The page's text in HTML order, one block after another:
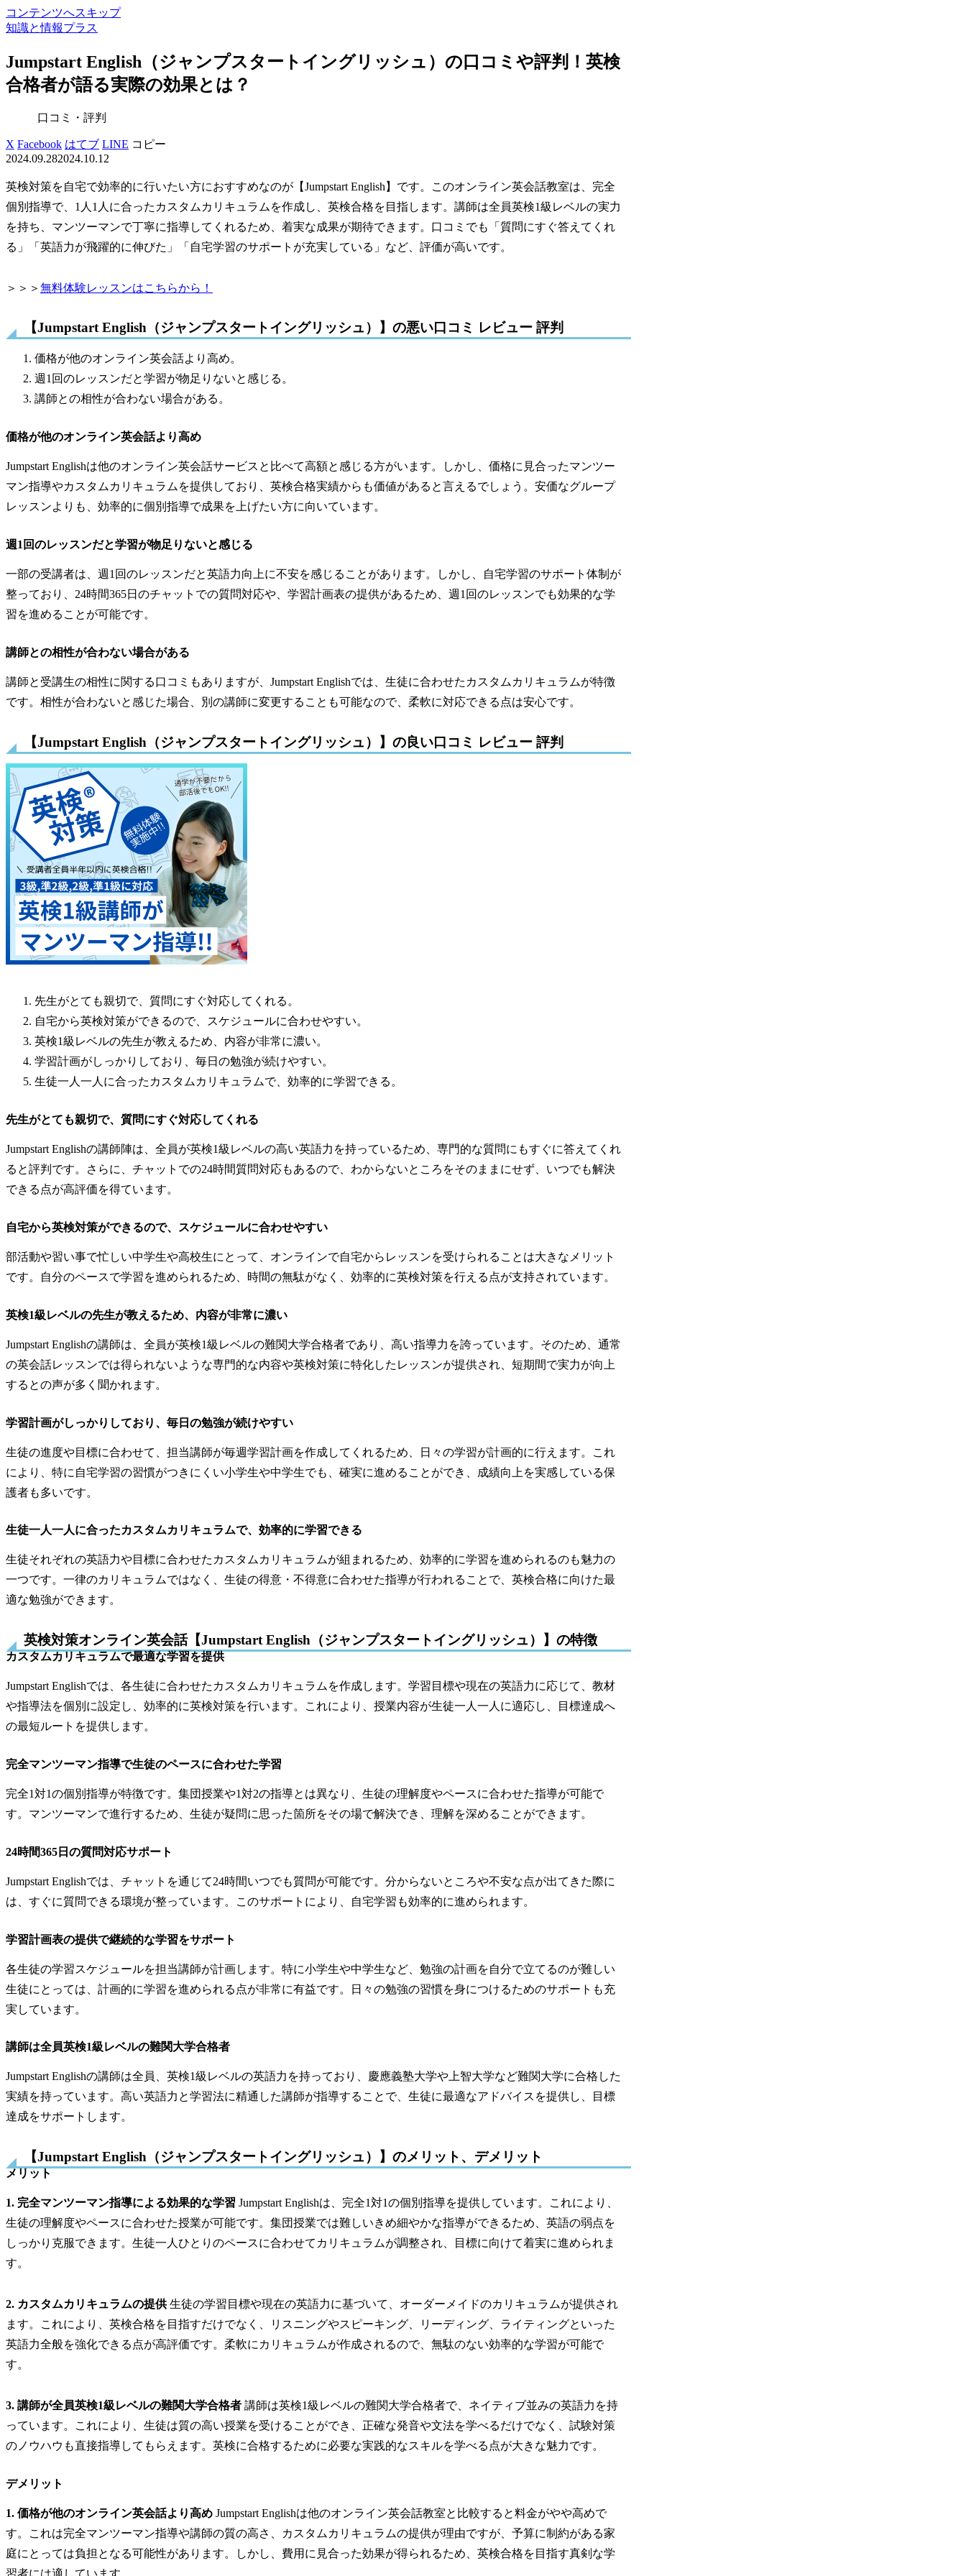
コンテンツへスキップ
知識と情報プラス
Jumpstart English（ジャンプスタートイングリッシュ）の口コミや評判！英検
合格者が語る実際の効果とは？
口コミ・評判
X Facebook はてブ LINE コピー
2024.09.282024.10.12
英検対策を自宅で効率的に行いたい方におすすめなのが【Jumpstart English】です。このオンライン英会話教室は、完全
個別指導で、1人1人に合ったカスタムカリキュラムを作成し、英検合格を目指します。講師は全員英検1級レベルの実力
を持ち、マンツーマンで丁寧に指導してくれるため、着実な成果が期待できます。口コミでも「質問にすぐ答えてくれ
る」「英語力が飛躍的に伸びた」「自宅学習のサポートが充実している」など、評価が高いです。
＞＞＞ 無料体験レッスンはこちらから！
【Jumpstart English（ジャンプスタートイングリッシュ）】の悪い口コミ レビュー 評判
価格が他のオンライン英会話より高め。
週1回のレッスンだと学習が物足りないと感じる。
講師との相性が合わない場合がある。
価格が他のオンライン英会話より高め
Jumpstart Englishは他のオンライン英会話サービスと比べて高額と感じる方がいます。しかし、価格に見合ったマンツー
マン指導やカスタムカリキュラムを提供しており、英検合格実績からも価値があると言えるでしょう。安価なグループ
レッスンよりも、効率的に個別指導で成果を上げたい方に向いています。
週1回のレッスンだと学習が物足りないと感じる
一部の受講者は、週1回のレッスンだと英語力向上に不安を感じることがあります。しかし、自宅学習のサポート体制が
整っており、24時間365日のチャットでの質問対応や、学習計画表の提供があるため、週1回のレッスンでも効果的な学
習を進めることが可能です。
講師との相性が合わない場合がある
講師と受講生の相性に関する口コミもありますが、Jumpstart Englishでは、生徒に合わせたカスタムカリキュラムが特徴
です。相性が合わないと感じた場合、別の講師に変更することも可能なので、柔軟に対応できる点は安心です。
【Jumpstart English（ジャンプスタートイングリッシュ）】の良い口コミ レビュー 評判
先生がとても親切で、質問にすぐ対応してくれる。
自宅から英検対策ができるので、スケジュールに合わせやすい。
英検1級レベルの先生が教えるため、内容が非常に濃い。
学習計画がしっかりしており、毎日の勉強が続けやすい。
生徒一人一人に合ったカスタムカリキュラムで、効率的に学習できる。
先生がとても親切で、質問にすぐ対応してくれる
Jumpstart Englishの講師陣は、全員が英検1級レベルの高い英語力を持っているため、専門的な質問にもすぐに答えてくれ
ると評判です。さらに、チャットでの24時間質問対応もあるので、わからないところをそのままにせず、いつでも解決
できる点が高評価を得ています。
自宅から英検対策ができるので、スケジュールに合わせやすい
部活動や習い事で忙しい中学生や高校生にとって、オンラインで自宅からレッスンを受けられることは大きなメリット
です。自分のペースで学習を進められるため、時間の無駄がなく、効率的に英検対策を行える点が支持されています。
英検1級レベルの先生が教えるため、内容が非常に濃い
Jumpstart Englishの講師は、全員が英検1級レベルの難関大学合格者であり、高い指導力を誇っています。そのため、通常
の英会話レッスンでは得られないような専門的な内容や英検対策に特化したレッスンが提供され、短期間で実力が向上
するとの声が多く聞かれます。
学習計画がしっかりしており、毎日の勉強が続けやすい
生徒の進度や目標に合わせて、担当講師が毎週学習計画を作成してくれるため、日々の学習が計画的に行えます。これ
により、特に自宅学習の習慣がつきにくい小学生や中学生でも、確実に進めることができ、成績向上を実感している保
護者も多いです。
生徒一人一人に合ったカスタムカリキュラムで、効率的に学習できる
生徒それぞれの英語力や目標に合わせたカスタムカリキュラムが組まれるため、効率的に学習を進められるのも魅力の
一つです。一律のカリキュラムではなく、生徒の得意・不得意に合わせた指導が行われることで、英検合格に向けた最
適な勉強ができます。
英検対策オンライン英会話【Jumpstart English（ジャンプスタートイングリッシュ）】の特徴
カスタムカリキュラムで最適な学習を提供
Jumpstart Englishでは、各生徒に合わせたカスタムカリキュラムを作成します。学習目標や現在の英語力に応じて、教材
や指導法を個別に設定し、効率的に英検対策を行います。これにより、授業内容が生徒一人一人に適応し、目標達成へ
の最短ルートを提供します。
完全マンツーマン指導で生徒のペースに合わせた学習
完全1対1の個別指導が特徴です。集団授業や1対2の指導とは異なり、生徒の理解度やペースに合わせた指導が可能で
す。マンツーマンで進行するため、生徒が疑問に思った箇所をその場で解決でき、理解を深めることができます。
24時間365日の質問対応サポート
Jumpstart Englishでは、チャットを通じて24時間いつでも質問が可能です。分からないところや不安な点が出てきた際に
は、すぐに質問できる環境が整っています。このサポートにより、自宅学習も効率的に進められます。
学習計画表の提供で継続的な学習をサポート
各生徒の学習スケジュールを担当講師が計画します。特に小学生や中学生など、勉強の計画を自分で立てるのが難しい
生徒にとっては、計画的に学習を進められる点が非常に有益です。日々の勉強の習慣を身につけるためのサポートも充
実しています。
講師は全員英検1級レベルの難関大学合格者
Jumpstart Englishの講師は全員、英検1級レベルの英語力を持っており、慶應義塾大学や上智大学など難関大学に合格した
実績を持っています。高い英語力と学習法に精通した講師が指導することで、生徒に最適なアドバイスを提供し、目標
達成をサポートします。
【Jumpstart English（ジャンプスタートイングリッシュ）】のメリット、デメリット
メリット
1. 完全マンツーマン指導による効果的な学習 Jumpstart Englishは、完全1対1の個別指導を提供しています。これにより、
生徒の理解度やペースに合わせた授業が可能です。集団授業では難しいきめ細やかな指導ができるため、英語の弱点を
しっかり克服できます。生徒一人ひとりのペースに合わせてカリキュラムが調整され、目標に向けて着実に進められま
す。
2. カスタムカリキュラムの提供生徒の学習目標や現在の英語力に基づいて、オーダーメイドのカリキュラムが提供され
ます。これにより、英検合格を目指すだけでなく、リスニングやスピーキング、リーディング、ライティングといった
英語力全般を強化できる点が高評価です。柔軟にカリキュラムが作成されるので、無駄のない効率的な学習が可能で
す。
3. 講師が全員英検1級レベルの難関大学合格者 講師は英検1級レベルの難関大学合格者で、ネイティブ並みの英語力を持
っています。これにより、生徒は質の高い授業を受けることができ、正確な発音や文法を学べるだけでなく、試験対策
のノウハウも直接指導してもらえます。英検に合格するために必要な実践的なスキルを学べる点が大きな魅力です。
デメリット
1. 価格が他のオンライン英会話より高め Jumpstart Englishは他のオンライン英会話教室と比較すると料金がやや高めで
す。これは完全マンツーマン指導や講師の質の高さ、カスタムカリキュラムの提供が理由ですが、予算に制約がある家
庭にとっては負担となる可能性があります。しかし、費用に見合った効果が得られるため、英検合格を目指す真剣な学
習者には適しています。